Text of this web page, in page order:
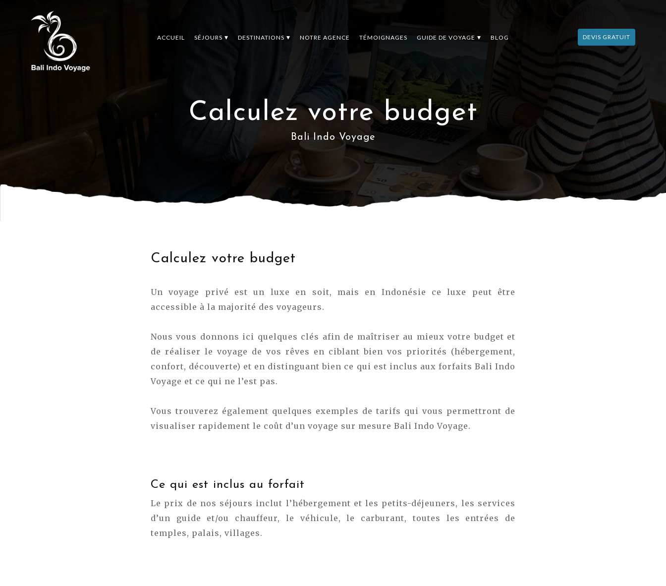
ACCUEIL SÉJOURS DESTINATIONS NOTRE AGENCE TÉMOIGNAGES GUIDE DE VOYAGE BLOG DEVIS GRATUIT
Calculez votre budget
Bali Indo Voyage
Calculez votre budget
Un voyage privé est un luxe en soit, mais en Indonésie ce luxe peut être
accessible à la majorité des voyageurs.
Nous vous donnons ici quelques clés afin de maîtriser au mieux votre budget et
de réaliser le voyage de vos rêves en ciblant bien vos priorités (hébergement,
confort, découverte) et en distinguant bien ce qui est inclus aux forfaits Bali Indo
Voyage et ce qui ne l’est pas.
Vous trouverez également quelques exemples de tarifs qui vous permettront de
visualiser rapidement le coût d’un voyage sur mesure Bali Indo Voyage.
Ce qui est inclus au forfait
Le prix de nos séjours inclut l’hébergement et les petits-déjeuners, les services
d’un guide et/ou chauffeur, le véhicule, le carburant, toutes les entrées de
temples, palais, villages.